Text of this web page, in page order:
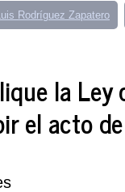
Rodríguez Zapatero
la Ley
el acto